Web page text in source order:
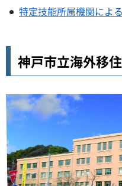
特定技能所属機関によ
神戸市立海外移